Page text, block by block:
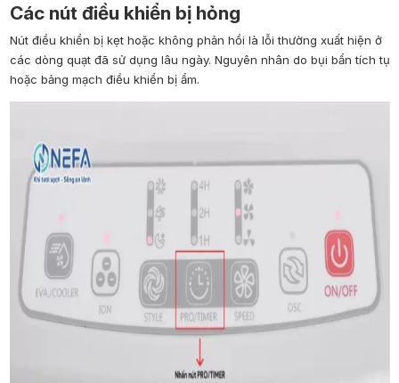
Các nút điều khiển bị hỏng
Nút điều khiển bị kẹt hoặc không phản hồi là lỗi thường xuất hiện ở
các dòng quạt đã sử dụng lâu ngày. Nguyên nhân do bụi bẩn tích tụ
hoặc bảng mạch điều khiển bị ẩm.